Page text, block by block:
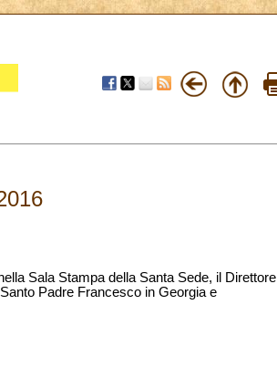
Sala Stampa della Santa Sede, il Direttore
Padre Francesco in Georgia e